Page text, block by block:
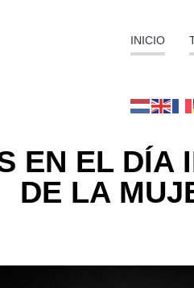
INICIO
EN EL DÍA
DE LA